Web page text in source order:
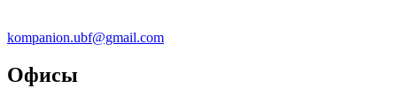
kompanion.ubf@gmail.com
Офисы